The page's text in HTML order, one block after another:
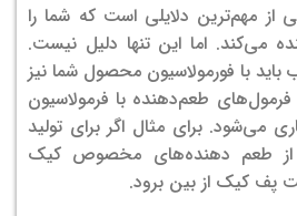
مهم‌ترین دلایلی است که شما را
می‌کند. اما این تنها دلیل نیست.
با فورمولاسیون محصول شما نیز
فرمول‌های طعم‌دهنده با فرمولاسیون
می‌شود. برای مثال اگر برای تولید
از طعم دهنده‌های مخصوص کیک
پف کیک از بین برود.